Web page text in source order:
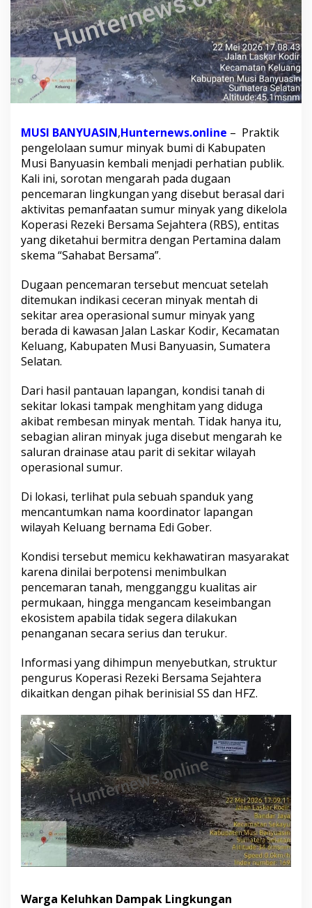
r
M
i
n
y
a
k
M
r
a
P
e
r
t
a
m
n
a
i
K
e
l
u
a
i
s
o
o
t
r
g
a
K
l
u
h
k
a
n
T
n
a
h
M
n
h
t
a
m
a
n
M
i
a
MUSI BANYUASIN,Hunternews.online – Praktik
pengelolaan sumur minyak bumi di Kabupaten
Musi Banyuasin kembali menjadi perhatian publik.
Kali ini, sorotan mengarah pada dugaan
pencemaran lingkungan yang disebut berasal dari
aktivitas pemanfaatan sumur minyak yang dikelola
Koperasi Rezeki Bersama Sejahtera (RBS), entitas
yang diketahui bermitra dengan Pertamina dalam
skema “Sahabat Bersama”.
Dugaan pencemaran tersebut mencuat setelah
ditemukan indikasi ceceran minyak mentah di
sekitar area operasional sumur minyak yang
berada di kawasan Jalan Laskar Kodir, Kecamatan
Keluang, Kabupaten Musi Banyuasin, Sumatera
Selatan.
Dari hasil pantauan lapangan, kondisi tanah di
sekitar lokasi tampak menghitam yang diduga
akibat rembesan minyak mentah. Tidak hanya itu,
sebagian aliran minyak juga disebut mengarah ke
saluran drainase atau parit di sekitar wilayah
operasional sumur.
Di lokasi, terlihat pula sebuah spanduk yang
mencantumkan nama koordinator lapangan
wilayah Keluang bernama Edi Gober.
Kondisi tersebut memicu kekhawatiran masyarakat
karena dinilai berpotensi menimbulkan
pencemaran tanah, mengganggu kualitas air
permukaan, hingga mengancam keseimbangan
ekosistem apabila tidak segera dilakukan
penanganan secara serius dan terukur.
Informasi yang dihimpun menyebutkan, struktur
pengurus Koperasi Rezeki Bersama Sejahtera
dikaitkan dengan pihak berinisial SS dan HFZ.
Warga Keluhkan Dampak Lingkungan